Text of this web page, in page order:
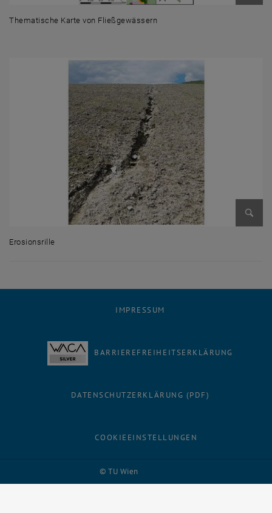
Thematische Karte von Fließgewässern
Erosionsrille
© TU Wien
IMPRESSUM
BARRIEREFREIHEITSERKLÄRUNG
DATENSCHUTZERKLÄRUNG (PDF)
COOKIEEINSTELLUNGEN